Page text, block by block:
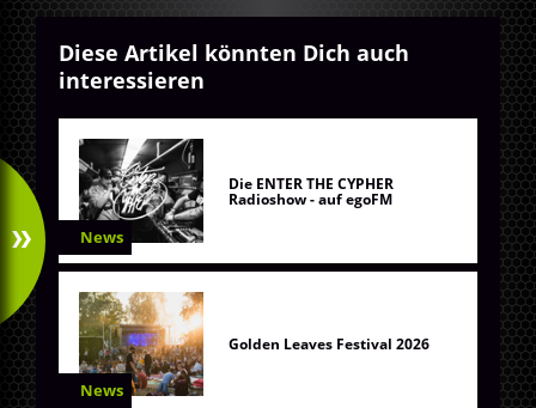
Diese Artikel könnten Dich auch
interessieren
News
Die ENTER THE CYPHER
Radioshow - auf egoFM
News
Golden Leaves Festival 2026